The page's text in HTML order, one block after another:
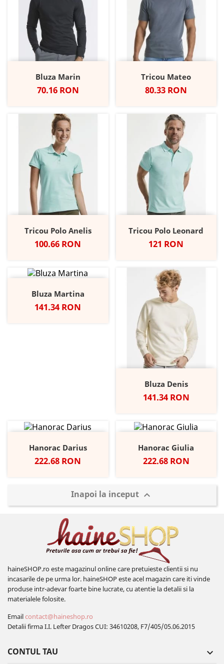
Bluza Marin
Pret
70.16 RON
Tricou Mateo
Pret
80.33 RON
Tricou Polo Anelis
Pret
100.66 RON
Tricou Polo Leonard
Pret
121 RON
Bluza Martina
Pret
141.34 RON
Bluza Denis
Pret
141.34 RON
Hanorac Darius
Pret
222.68 RON
Hanorac Giulia
Pret
222.68 RON
Inapoi la inceput 
haineSHOP.ro este magazinul online care pretuieste clientii si nu
incasarile de pe urma lor. haineSHOP este acel magazin care iti vinde
produse intr-adevar foarte bine lucrate, cu atentie la detalii si la
materialele folosite.
Emailcontact@haineshop.ro
Detalii firma I.I. Lefter Dragos CUI: 34610208, F7/405/05.06.2015
CONTUL TAU 